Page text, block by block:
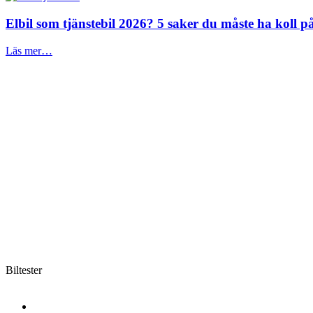
Elbil som tjänstebil 2026? 5 saker du måste ha koll
Läs mer…
Biltester